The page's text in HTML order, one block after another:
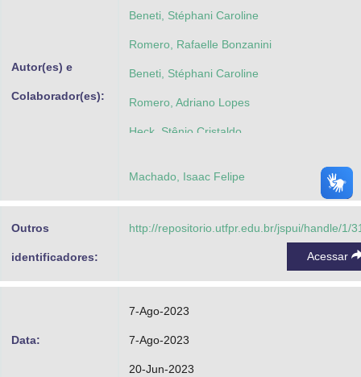
Autor(es) e
Colaborador(es):
Beneti, Stéphani Caroline
Romero, Rafaelle Bonzanini
Beneti, Stéphani Caroline
Romero, Adriano Lopes
Heck, Stênio Cristaldo
Machado, Isaac Felipe
Outros
identificadores:
http://repositorio.utfpr.edu.br/jspui/handle/1/
Acessar
Data:
7-Ago-2023
7-Ago-2023
20-Jun-2023